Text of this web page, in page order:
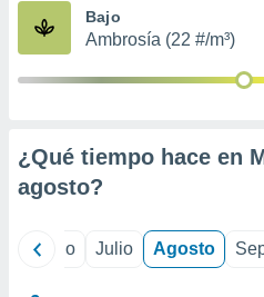
publicidad
Bajo
Ambrosía (22 #/m³)
¿Qué tiempo hace en
agosto?
Junio Julio Agosto